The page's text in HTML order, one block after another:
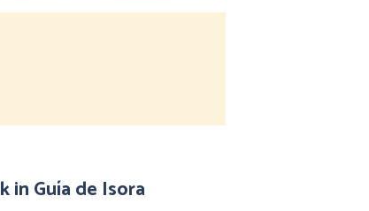
in Guía de Isora